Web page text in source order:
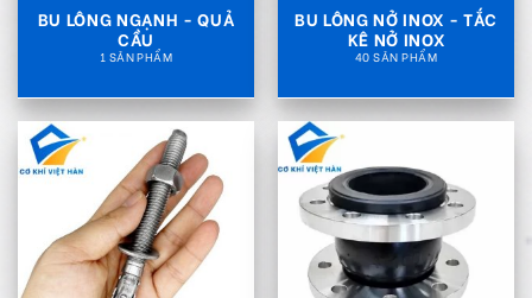
BU LÔNG NGẠNH - QUẢ
CẦU
BU LÔNG NỞ INOX - TẮC
KÊ NỞ INOX